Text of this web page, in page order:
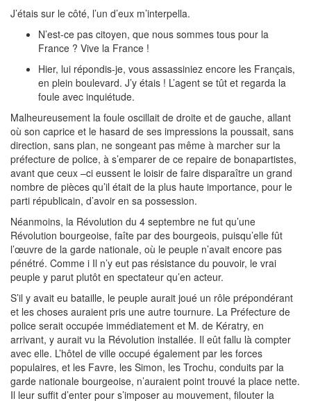
J’étais sur le côté, l’un d’eux m’interpella.
N’est-ce pas citoyen, que nous sommes tous pour la
France ? Vive la France !
Hier, lui répondis-je, vous assassiniez encore les Français,
en plein boulevard. J’y étais ! L’agent se tût et regarda la
foule avec inquiétude.
Malheureusement la foule oscillait de droite et de gauche, allant
où son caprice et le hasard de ses impressions la poussait, sans
direction, sans plan, ne songeant pas même à marcher sur la
préfecture de police, à s’emparer de ce repaire de bonapartistes,
avant que ceux –ci eussent le loisir de faire disparaître un grand
nombre de pièces qu’il était de la plus haute importance, pour le
parti républicain, d’avoir en sa possession.
Néanmoins, la Révolution du 4 septembre ne fut qu’une
Révolution bourgeoise, faîte par des bourgeois, puisqu’elle fût
l’œuvre de la garde nationale, où le peuple n’avait encore pas
pénétré. Comme i Il n’y eut pas résistance du pouvoir, le vrai
peuple y parut plutôt en spectateur qu’en acteur.
S’il y avait eu bataille, le peuple aurait joué un rôle prépondérant
et les choses auraient pris une autre tournure. La Préfecture de
police serait occupée immédiatement et M. de Kératry, en
arrivant, y aurait vu la Révolution installée. Il eût fallu là compter
avec elle. L’hôtel de ville occupé également par les forces
populaires, et les Favre, les Simon, les Trochu, conduits par la
garde nationale bourgeoise, n’auraient point trouvé la place nette.
Il leur suffit d’enter pour s’imposer au mouvement, filouter la